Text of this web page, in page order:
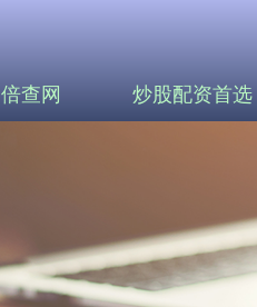
倍查网 炒股配资首选